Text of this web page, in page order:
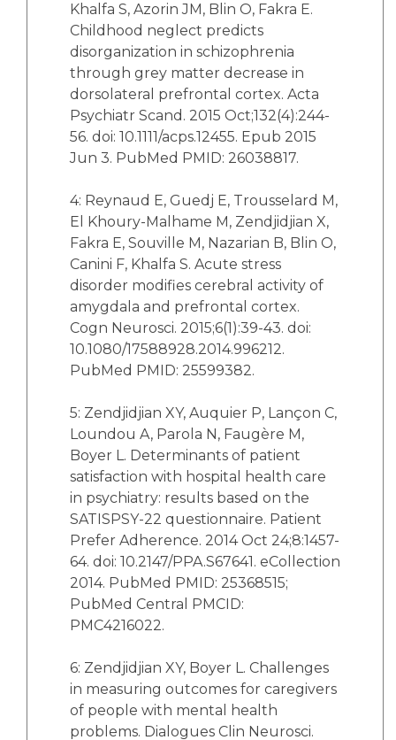
Khalfa S, Azorin JM, Blin O, Fakra E.
Childhood neglect predicts
disorganization in schizophrenia
through grey matter decrease in
dorsolateral prefrontal cortex. Acta
Psychiatr Scand. 2015 Oct;132(4):244-
56. doi: 10.1111/acps.12455. Epub 2015
Jun 3. PubMed PMID: 26038817.
4: Reynaud E, Guedj E, Trousselard M,
El Khoury-Malhame M, Zendjidjian X,
Fakra E, Souville M, Nazarian B, Blin O,
Canini F, Khalfa S. Acute stress
disorder modifies cerebral activity of
amygdala and prefrontal cortex.
Cogn Neurosci. 2015;6(1):39-43. doi:
10.1080/17588928.2014.996212.
PubMed PMID: 25599382.
5: Zendjidjian XY, Auquier P, Lançon C,
Loundou A, Parola N, Faugère M,
Boyer L. Determinants of patient
satisfaction with hospital health care
in psychiatry: results based on the
SATISPSY-22 questionnaire. Patient
Prefer Adherence. 2014 Oct 24;8:1457-
64. doi: 10.2147/PPA.S67641. eCollection
2014. PubMed PMID: 25368515;
PubMed Central PMCID:
PMC4216022.
6: Zendjidjian XY, Boyer L. Challenges
in measuring outcomes for caregivers
of people with mental health
problems. Dialogues Clin Neurosci.